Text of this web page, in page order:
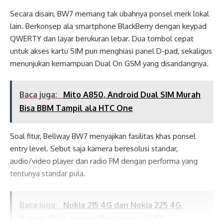
Secara disain, BW7 memang tak ubahnya ponsel merk lokal
lain. Berkonsep ala smartphone BlackBerry dengan keypad
QWERTY dan layar berukuran lebar. Dua tombol cepat
untuk akses kartu SIM pun menghiasi panel D-pad, sekaligus
menunjukan kemampuan Dual On GSM yang disandangnya.
Baca juga:
Mito A850, Android Dual SIM Murah
Bisa BBM Tampil ala HTC One
Soal fitur, Bellway BW7 menyajikan fasilitas khas ponsel
entry level. Sebut saja kamera beresolusi standar,
audio/video player dan radio FM dengan performa yang
tentunya standar pula.
Baca juga:
Nokia 215 4G dan Nokia 225 4G,